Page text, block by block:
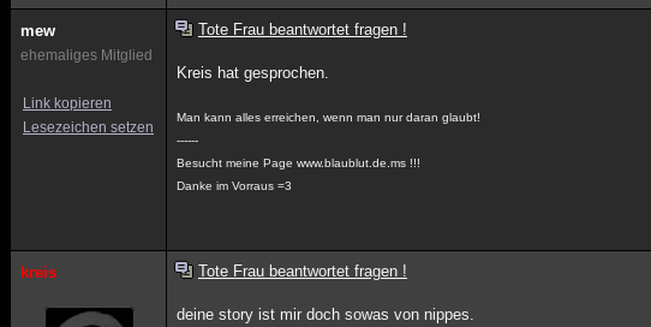
mew
ehemaliges Mitglied
Link kopieren
Lesezeichen setzen
Tote Frau beantwortet fragen !
Kreis hat gesprochen.
Man kann alles erreichen, wenn man nur daran glaubt!
------
Besucht meine Page www.blaublut.de.ms !!!
Danke im Vorraus =3
kreis Tote Frau beantwortet fragen !
deine story ist mir doch sowas von nippes.